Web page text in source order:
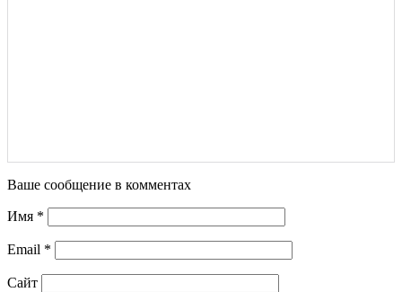
Ваше сообщение в комментах
Имя *
Email *
Сайт